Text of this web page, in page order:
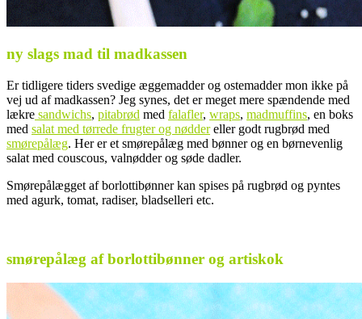
ny slags mad til madkassen
Er tidligere tiders svedige æggemadder og ostemadder mon ikke på
vej ud af madkassen? Jeg synes, det er meget mere spændende med
lækre sandwichs, pitabrød med falafler, wraps, madmuffins, en boks
med salat med tørrede frugter og nøddereller godt rugbrød med
smørepålæg. Her er et smørepålæg med bønner og en børnevenlig
salat med couscous, valnødder og søde dadler.
Smørepålægget af borlottibønner kan spises på rugbrød og pyntes
med agurk, tomat, radiser, bladselleri etc.
smørepålæg af borlottibønner og artiskok